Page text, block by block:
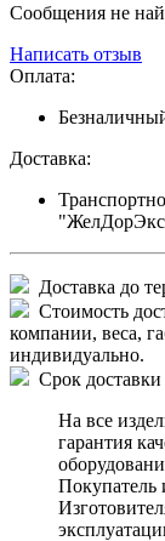
Сообщения не
Написать отзыв
Оплата:
Доставка:
Доставка до
Стоимость
компании, веса,
индивидуально.
Срок доставки
На все
гарантия
Покупатель